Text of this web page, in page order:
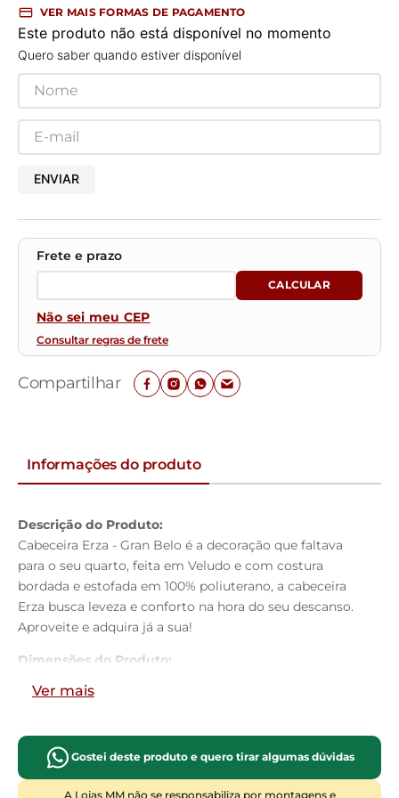
VER MAIS FORMAS DE PAGAMENTO
Este produto não está disponível no momento
Quero saber quando estiver disponível
ENVIAR
Não sei meu CEP
Consultar regras de frete
Compartilhar
Informações do produto
Descrição do Produto:
Cabeceira Erza - Gran Belo é a decoração que faltava
para o seu quarto, feita em Veludo e com costura
bordada e estofada em 100% poliuterano, a cabeceira
Erza busca leveza e conforto na hora do seu descanso.
Aproveite e adquira já a sua!
Dimensões do Produto:
Largura:160cm
Características do Produto:
Material da Estrutura:
Ver mais
Gostei deste produto e quero tirar algumas dúvidas
A Lojas MM não se responsabiliza por montagens e